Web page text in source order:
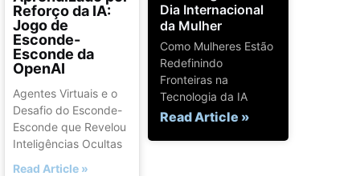
Reforço da IA:
Jogo de
Esconde-
Esconde da
OpenAI
Agentes Virtuais e o
Desafio do Esconde-
Esconde que Revelou
Inteligências Ocultas
Read Article »
Dia Internacional
da Mulher
Como Mulheres Estão
Redefinindo
Fronteiras na
Tecnologia da IA
Read Article »